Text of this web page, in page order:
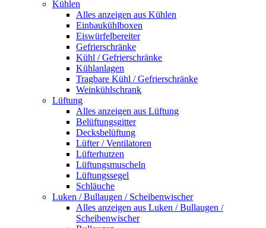
Kühlen
Alles anzeigen aus Kühlen
Einbaukühlboxen
Eiswürfelbereiter
Gefrierschränke
Kühl / Gefrierschränke
Kühlanlagen
Tragbare Kühl / Gefrierschränke
Weinkühlschrank
Lüftung
Alles anzeigen aus Lüftung
Belüftungsgitter
Decksbelüftung
Lüfter / Ventilatoren
Lüfterhutzen
Lüftungsmuscheln
Lüftungssegel
Schläuche
Luken / Bullaugen / Scheibenwischer
Alles anzeigen aus Luken / Bullaugen /
Scheibenwischer